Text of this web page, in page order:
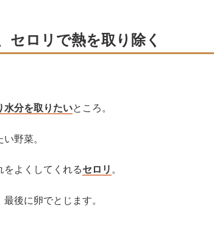
セロリで熱を取り除く
水分を取りたいところ。
野菜。
をよくしてくれるセロリ 。
後に卵でとじます。